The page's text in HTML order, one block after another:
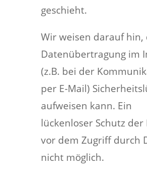
geschieht.
Wir weisen darauf hin,
Datenübertragung im
(z.B. bei der
per E-Mail)
aufweisen kann. Ein
lückenloser Schutz der
vor dem Zugriff durch
nicht möglich.